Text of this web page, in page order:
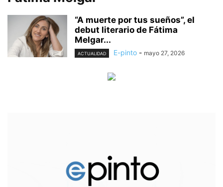
“A muerte por tus sueños”, el
debut literario de Fátima
Melgar...
ACTUALIDAD E-pinto - mayo 27, 2026